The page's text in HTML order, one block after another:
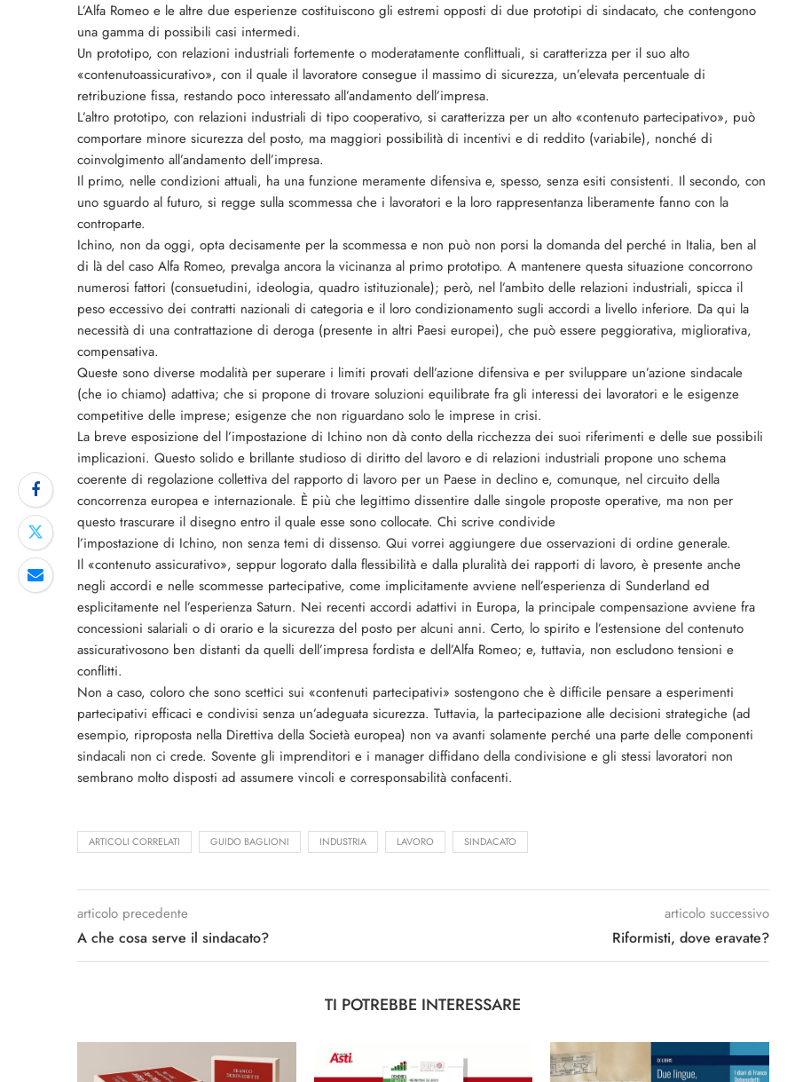
L’Alfa Romeo e le altre due esperienze costituiscono gli estremi opposti di due prototipi di sindacato, che contengono
una gamma di possibili casi intermedi.
Un prototipo, con relazioni industriali fortemente o moderatamente conflittuali, si caratterizza per il suo alto
«contenutoassicurativo», con il quale il lavoratore consegue il massimo di sicurezza, un’elevata percentuale di
retribuzione fissa, restando poco interessato all’andamento dell’impresa.
L’altro prototipo, con relazioni industriali di tipo cooperativo, si caratterizza per un alto «contenuto partecipativo», può
comportare minore sicurezza del posto, ma maggiori possibilità di incentivi e di reddito (variabile), nonché di
coinvolgimento all’andamento dell’impresa.
Il primo, nelle condizioni attuali, ha una funzione meramente difensiva e, spesso, senza esiti consistenti. Il secondo, con
uno sguardo al futuro, si regge sulla scommessa che i lavoratori e la loro rappresentanza liberamente fanno con la
controparte.
Ichino, non da oggi, opta decisamente per la scommessa e non può non porsi la domanda del perché in Italia, ben al
di là del caso Alfa Romeo, prevalga ancora la vicinanza al primo prototipo. A mantenere questa situazione concorrono
numerosi fattori (consuetudini, ideologia, quadro istituzionale); però, nel l’ambito delle relazioni industriali, spicca il
peso eccessivo dei contratti nazionali di categoria e il loro condizionamento sugli accordi a livello inferiore. Da qui la
necessità di una contrattazione di deroga (presente in altri Paesi europei), che può essere peggiorativa, migliorativa,
compensativa.
Queste sono diverse modalità per superare i limiti provati dell’azione difensiva e per sviluppare un’azione sindacale
(che io chiamo) adattiva; che si propone di trovare soluzioni equilibrate fra gli interessi dei lavoratori e le esigenze
competitive delle imprese; esigenze che non riguardano solo le imprese in crisi.
La breve esposizione del l’impostazione di Ichino non dà conto della ricchezza dei suoi riferimenti e delle sue possibili
implicazioni. Questo solido e brillante studioso di diritto del lavoro e di relazioni industriali propone uno schema
coerente di regolazione collettiva del rapporto di lavoro per un Paese in declino e, comunque, nel circuito della
concorrenza europea e internazionale. È più che legittimo dissentire dalle singole proposte operative, ma non per
questo trascurare il disegno entro il quale esse sono collocate. Chi scrive condivide
l’impostazione di Ichino, non senza temi di dissenso. Qui vorrei aggiungere due osservazioni di ordine generale.
Il «contenuto assicurativo», seppur logorato dalla flessibilità e dalla pluralità dei rapporti di lavoro, è presente anche
negli accordi e nelle scommesse partecipative, come implicitamente avviene nell’esperienza di Sunderland ed
esplicitamente nel l’esperienza Saturn. Nei recenti accordi adattivi in Europa, la principale compensazione avviene fra
concessioni salariali o di orario e la sicurezza del posto per alcuni anni. Certo, lo spirito e l’estensione del contenuto
assicurativosono ben distanti da quelli dell’impresa fordista e dell’Alfa Romeo; e, tuttavia, non escludono tensioni e
conflitti.
Non a caso, coloro che sono scettici sui «contenuti partecipativi» sostengono che è difficile pensare a esperimenti
partecipativi efficaci e condivisi senza un’adeguata sicurezza. Tuttavia, la partecipazione alle decisioni strategiche (ad
esempio, riproposta nella Direttiva della Società europea) non va avanti solamente perché una parte delle componenti
sindacali non ci crede. Sovente gli imprenditori e i manager diffidano della condivisione e gli stessi lavoratori non
sembrano molto disposti ad assumere vincoli e corresponsabilità confacenti.
ARTICOLI CORRELATI GUIDO BAGLIONI INDUSTRIA LAVORO SINDACATO
articolo precedente
A che cosa serve il sindacato?
articolo successivo
Riformisti, dove eravate?
TI POTREBBE INTERESSARE